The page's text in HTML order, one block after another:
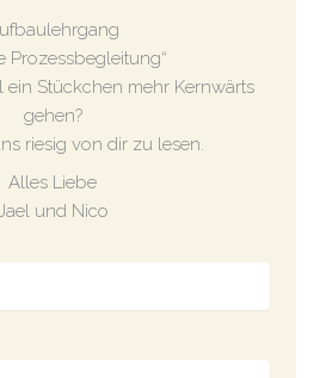
Prozessbegleitung“
ein Stückchen mehr Kernwärts
gehen?
riesig von dir zu lesen.
Alles Liebe
und Nico